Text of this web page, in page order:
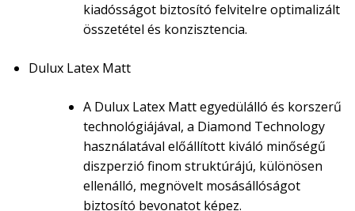
kiadósságot biztosító felvitelre optimalizált
összetétel és konzisztencia.
Dulux Latex Matt
A Dulux Latex Matt egyedülálló és korszerű
technológiájával, a Diamond Technology
használatával előállított kiváló minőségű
diszperzió finom struktúrájú, különösen
ellenálló, megnövelt mosásállóságot
biztosító bevonatot képez.